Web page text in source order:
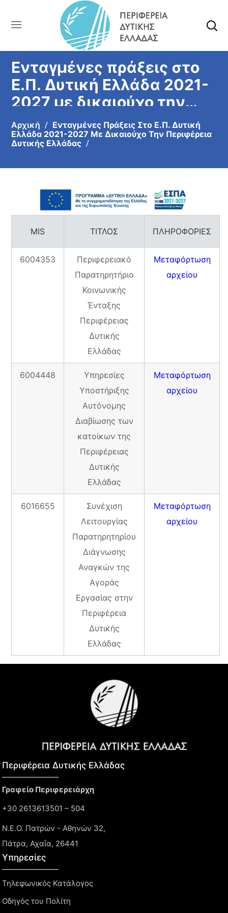
Ενταγμένες πράξεις στο
Ε.Π. Δυτική Ελλάδα 2021-
2027 με δικαιούχο την
ΠΔΕ – Ευρωπαϊκό
Κοινωνικό Ταμείο – ΕΚΤ
Αρχική
Ενταγμένες Πράξεις Στο Ε.Π. Δυτική
Ελλάδα 2021-2027 Με Δικαιούχο Την Περιφέρεια
Δυτικής Ελλάδας
MIS ΤΙΤΛΟΣ ΠΛΗΡΟΦΟΡΙΕΣ
6004353
Περιφερειακό
Παρατηρητήριο
Κοινωνικής
Ένταξης
Περιφέρειας
Δυτικής
Ελλάδας
Μεταφόρτωση
αρχείου
6004448
Υπηρεσίες
Υποστήριξης
Αυτόνομης
Διαβίωσης των
κατοίκων της
Περιφέρειας
Δυτικής
Ελλάδας
Μεταφόρτωση
αρχείου
6016655
Συνέχιση
Λειτουργίας
Παρατηρητηρίου
Διάγνωσης
Αναγκών της
Αγοράς
Εργασίας στην
Περιφέρεια
Δυτικής
Ελλάδας
Μεταφόρτωση
αρχείου
Περιφέρεια Δυτικής Ελλάδας​
Γραφείο Περιφερειάρχη
+30 2613613501 – 504
Ν.Ε.Ο. Πατρών - Αθηνών 32,
Πάτρα, Αχαΐα, 26441
Υπηρεσίες
Τηλεφωνικός Κατάλογος
Οδηγός του Πολίτη